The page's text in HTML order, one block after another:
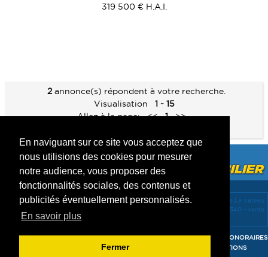
En naviguant sur ce site vous acceptez que
nous utilisions des cookies pour mesurer
notre audience, vous proposer des
fonctionnalités sociales, des contenus et
publicités éventuellement personnalisés.
En savoir plus
Fermer
319 500 € H.A.I.
2 annonce(s) répondent à votre recherche.
Visualisation
1 - 15
Allez à la page:<< 1 >>
vente Maisons Inchy 59540 -location Maisons Inchy 59540 -vente Maisons Le cateau
vente Terrains Caudry 59540 - vente
Maisons Beauvois en cambresis 59157 -
Accès agent - Mentions légales -Confidentialité des données
HONORAIRES
-HONORAIRES DE L'AGENCE TRANSACTIONS